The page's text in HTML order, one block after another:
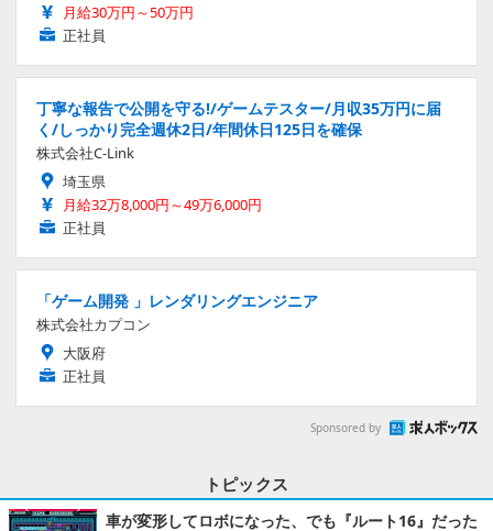
月給30万円～50万円
正社員
丁寧な報告で公開を守る!/ゲームテスター/月収35万円に届
く/しっかり完全週休2日/年間休日125日を確保
株式会社C-Link
埼玉県
月給32万8,000円～49万6,000円
正社員
「ゲーム開発 」レンダリングエンジニア
株式会社カプコン
大阪府
正社員
Sponsored by
トピックス
車が変形してロボになった、でも『ルート16』だった